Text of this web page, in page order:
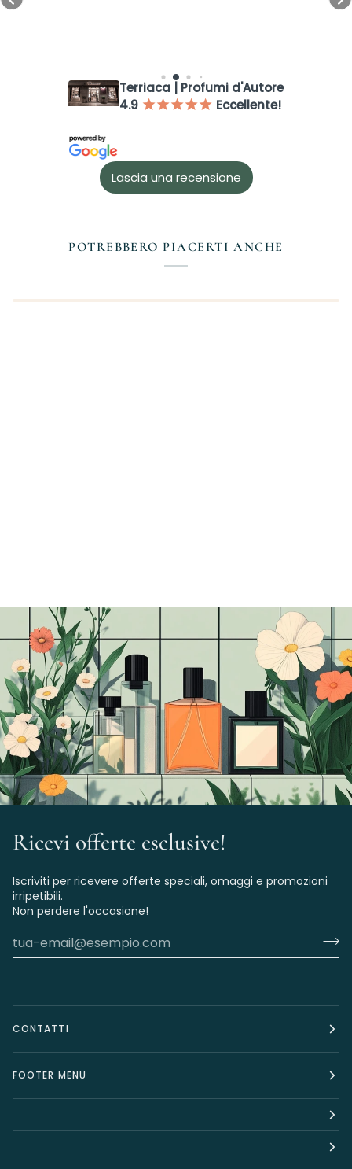
Terriaca | Profumi d'Autore
4.9 ¡¡¡¡¡ Eccellente!
Lascia una recensione
POTREBBERO PIACERTI ANCHE
Ricevi offerte esclusive!
Iscriviti per ricevere offerte speciali, omaggi e promozioni
irripetibili.
Non perdere l'occasione!
CONTATTI
FOOTER MENU
Login